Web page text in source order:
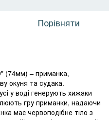
Порівняти
(74мм) – приманка,
окуня та судака.
у воді генерують хижаки
гру приманки, надаючи
має червоподібне тіло з